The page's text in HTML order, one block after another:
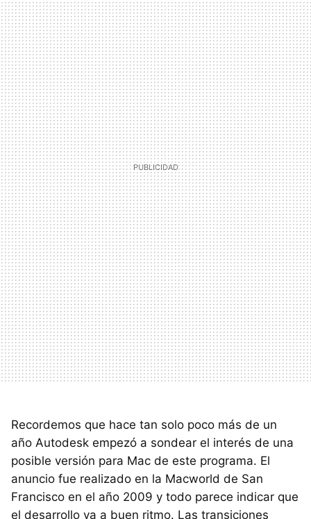
Recordemos que hace tan solo poco más de un
año Autodesk empezó a sondear el interés de una
posible versión para Mac de este programa. El
anuncio fue realizado en la Macworld de San
Francisco en el año 2009 y todo parece indicar que
el desarrollo va a buen ritmo. Las transiciones